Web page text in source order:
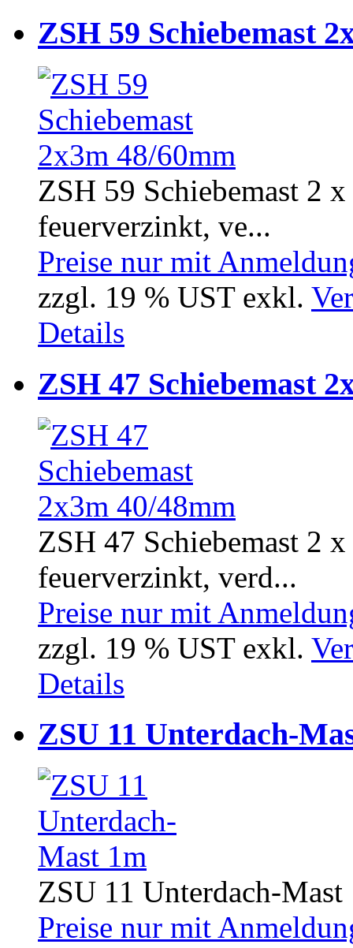
ZSH 59 Schiebemast
ZSH 59 Schiebemast 2
feuerverzinkt, ve...
Preise nur mit
zzgl. 19 % UST exkl.
Details
ZSH 47 Schiebemast
ZSH 47 Schiebemast 2
feuerverzinkt, verd...
Preise nur mit
zzgl. 19 % UST exkl.
Details
ZSU 11 Unterdach-
ZSU 11 Unterdach-
Preise nur mit